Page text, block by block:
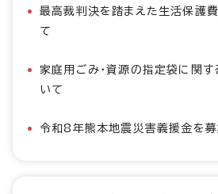
最高裁判決を踏まえた生活保護
て
家庭用ごみ・資源の指定袋に関
いて
令和8年熊本地震災害義援金を募